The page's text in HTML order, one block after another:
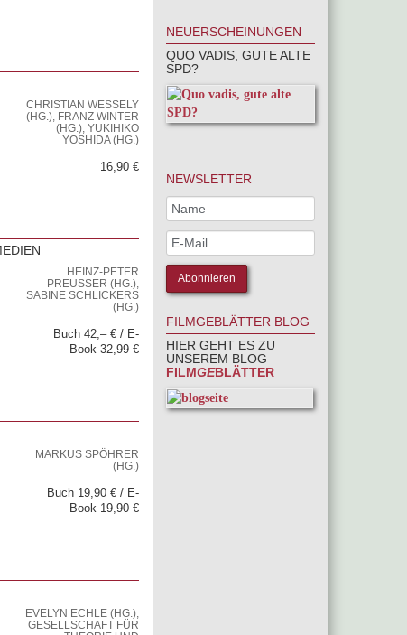
CHRISTIAN WESSELY
(HG.), FRANZ WINTER
(HG.), YUKIHIKO
YOSHIDA (HG.)
16,90 €
HEINZ-PETER
PREUSSER (HG.), S
ABINE SCHLICKERS (
HG.)
Buch 42,– € / E-
Book 32,99 €
MARKUS SPÖHRER
(HG.)
Buch 19,90 € / E-
Book 19,90 €
EVELYN ECHLE (HG.),
GESELLSCHAFT FÜR
NEUERSCHEINUNGEN
QUO VADIS, GUTE ALTE
SPD?
NEWSLETTER
FILMGEBLÄTTER BLOG
HIER GEHT ES ZU
UNSEREM BLOG
FILMGEBLÄTTER